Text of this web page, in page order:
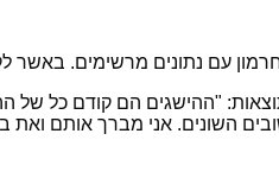
עם נתונים מרשימים.
"ההישגים הם קודם כל של
השונים. אני מברך אותם